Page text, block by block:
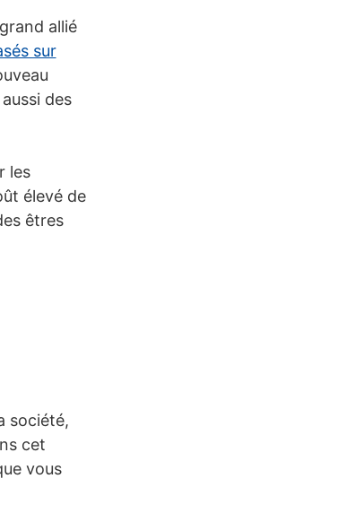
allié
sur
des
les
élevé de
êtres
société,
cet
vous